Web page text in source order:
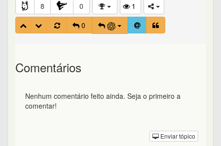
8 0
1
0
Comentários
Nenhum comentário feito ainda. Seja o primeiro a
comentar!
Enviar tópico